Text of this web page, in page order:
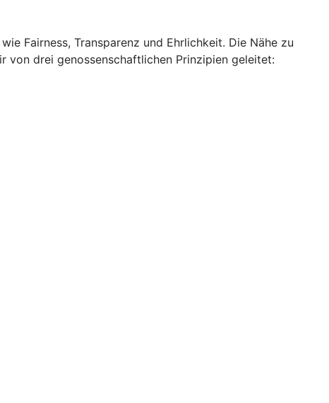
Fairness, Transparenz und Ehrlichkeit. Die Nähe zu
von drei genossenschaftlichen Prinzipien geleitet: